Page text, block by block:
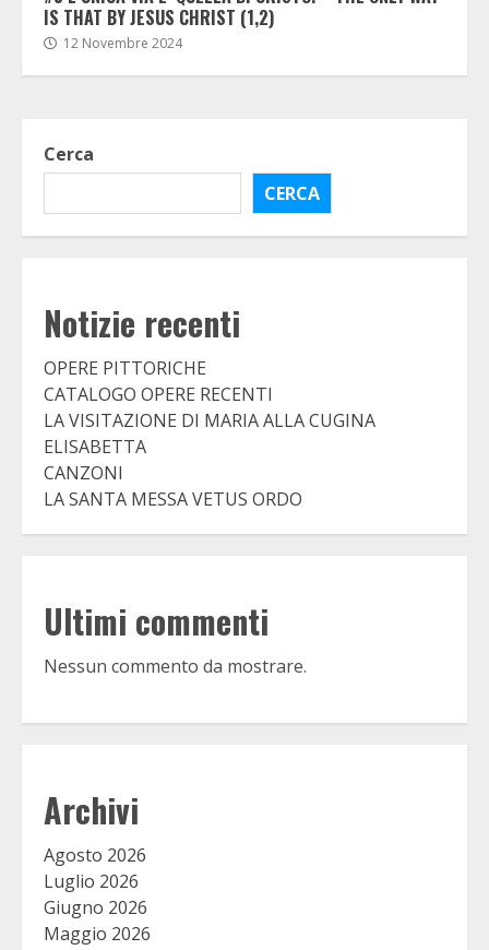
IS THAT BY JESUS CHRIST (1,2)
12 Novembre 2024
Cerca
CERCA
Notizie recenti
OPERE PITTORICHE
CATALOGO OPERE RECENTI
LA VISITAZIONE DI MARIA ALLA CUGINA
ELISABETTA
CANZONI
LA SANTA MESSA VETUS ORDO
Ultimi commenti
Nessun commento da mostrare.
Archivi
Agosto 2026
Luglio 2026
Giugno 2026
Maggio 2026